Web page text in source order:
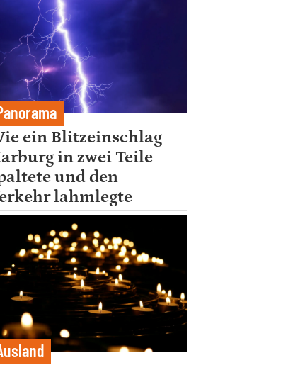
ein Blitzeinschlag
in zwei Teile
und den
lahmlegte